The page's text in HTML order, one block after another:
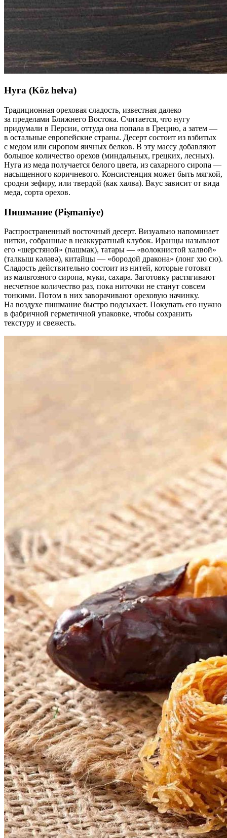
Нуга (Köz helva)
Традиционная ореховая сладость, известная далеко
за пределами Ближнего Востока. Считается, что нугу
придумали в Персии, оттуда она попала в Грецию, а затем —
в остальные европейские страны. Десерт состоит из взбитых
с медом или сиропом яичных белков. В эту массу добавляют
большое количество орехов (миндальных, грецких, лесных).
Нуга из меда получается белого цвета, из сахарного сиропа —
насыщенного коричневого. Консистенция может быть мягкой,
сродни зефиру, или твердой (как халва). Вкус зависит от вида
меда, сорта орехов.
Пишмание (Pişmaniye)
Распространенный восточный десерт. Визуально напоминает
нитки, собранные в неаккуратный клубок. Иранцы называют
его «шерстяной» (пашмак), татары — «волокнистой халвой»
(талкыш кәләвә), китайцы — «бородой дракона» (лонг хю сю).
Сладость действительно состоит из нитей, которые готовят
из мальтозного сиропа, муки, сахара. Заготовку растягивают
несчетное количество раз, пока ниточки не станут совсем
тонкими. Потом в них заворачивают ореховую начинку.
На воздухе пишмание быстро подсыхает. Покупать его нужно
в фабричной герметичной упаковке, чтобы сохранить
текстуру и свежесть.